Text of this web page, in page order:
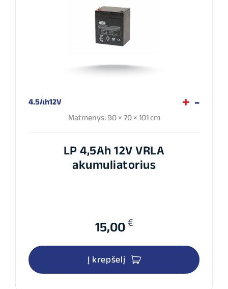
4.5Ah12V
Matmenys: 90 × 70 × 101 cm
LP 4,5Ah 12V VRLA
akumuliatorius
15,00 €
Į krepšelį